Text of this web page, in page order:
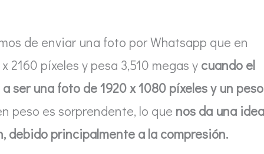
de enviar una foto por Whatsapp que en
píxeles y pesa 3,510 megas y cuando el
ser una foto de 1920 x 1080 píxeles y un peso
peso es sorprendente, lo que nos da una idea
debido principalmente a la compresión.